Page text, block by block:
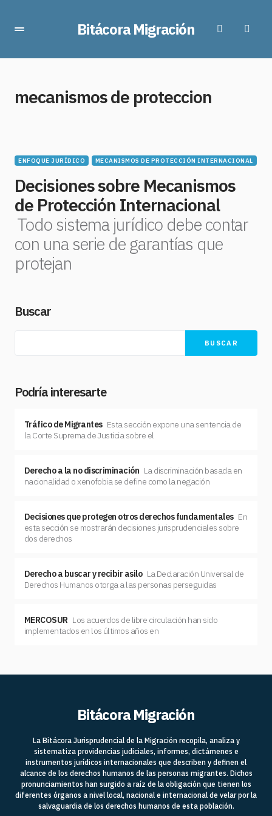
Bitácora Migración
mecanismos de proteccion
ENFOQUE JURÍDICO MECANISMOS DE PROTECCIÓN INTERNACIONAL
Decisiones sobre Mecanismos
de Protección Internacional
Todo sistema jurídico debe contar
con una serie de garantías que
protejan
Buscar
BUSCAR
Podría interesarte
Tráfico de Migrantes Esta sección expone una sentencia de
la Corte Suprema de Justicia sobre el
Derecho a la no discriminación La discriminación basada en
nacionalidad o xenofobia se define como la negación
Decisiones que protegen otros derechos fundamentales En
esta sección se mostrarán decisiones jurisprudenciales sobre
dos derechos
Derecho a buscar y recibir asilo La Declaración Universal de
Derechos Humanos otorga a las personas perseguidas
MERCOSUR Los acuerdos de libre circulación han sido
implementados en los últimos años en
Bitácora Migración
La Bitácora Jurisprudencial de la Migración recopila, analiza y
sistematiza providencias judiciales, informes, dictámenes e
instrumentos jurídicos internacionales que describen y definen el
alcance de los derechos humanos de las personas migrantes. Dichos
pronunciamientos han surgido a raíz de la obligación que tienen los
diferentes órganos a nivel local, nacional e internacional de velar por la
salvaguardia de los derechos humanos de esta población.